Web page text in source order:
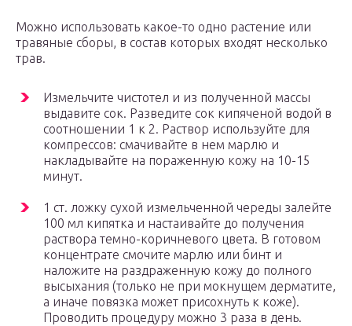
Можно использовать какое-то одно растение или
травяные сборы, в состав которых входят несколько
трав.
Измельчите чистотел и из полученной массы
выдавите сок. Разведите сок кипяченой водой в
соотношении 1 к 2. Раствор используйте для
компрессов: смачивайте в нем марлю и
накладывайте на пораженную кожу на 10-15
минут.
1 ст. ложку сухой измельченной череды залейте
100 мл кипятка и настаивайте до получения
раствора темно-коричневого цвета. В готовом
концентрате смочите марлю или бинт и
наложите на раздраженную кожу до полного
высыхания (только не при мокнущем дерматите,
а иначе повязка может присохнуть к коже).
Проводить процедуру можно 3 раза в день.